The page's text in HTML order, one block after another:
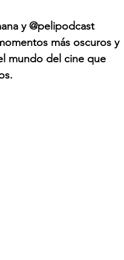
y @pelipodcast
más oscuros y
mundo del cine que